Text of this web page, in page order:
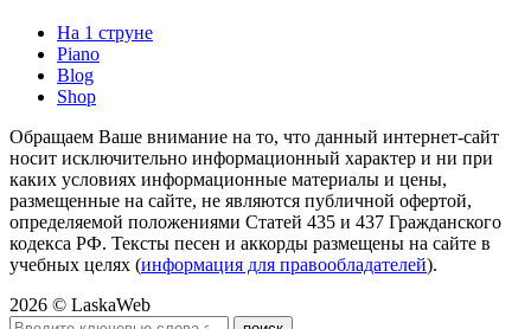
На 1 струне
Piano
Blog
Shop
Обращаем Ваше внимание на то, что данный интернет-сайт
носит исключительно информационный характер и ни при
каких условиях информационные материалы и цены,
размещенные на сайте, не являются публичной офертой,
определяемой положениями Статей 435 и 437 Гражданского
кодекса РФ. Тексты песен и аккорды размещены на сайте в
учебных целях (информация для правообладателей).
2026 © LaskaWeb